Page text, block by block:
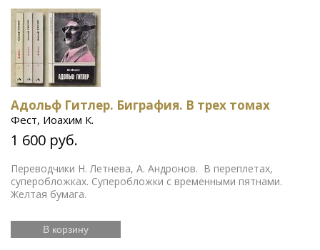
Адольф Гитлер. Биграфия. В трех томах
Фест, Иоахим К.
1 600 руб.
Переводчики Н. Летнева, А. Андронов. В переплетах,
суперобложках. Суперобложки с временными пятнами.
Желтая бумага.
В корзину